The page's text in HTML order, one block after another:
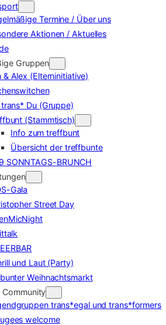
Termine / Über uns
Aktionen / Aktuelles
Gruppen
& Alex (Elterninitiative)
trans* Du (Gruppe)
(Stammtisch)
Info zum treffbunt
Übersicht der treffbunte
SONNTAGS-BRUNCH
Gala
Street Day
und Laut (Party)
Weihnachtsmarkt
Community
trans*egal und trans*formers
welcome